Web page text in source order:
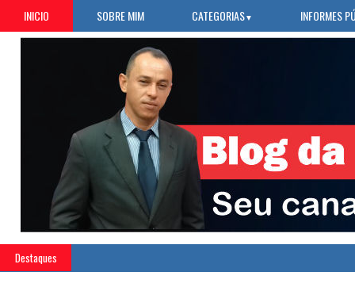
INICIO SOBRE MIM CATEGORIAS▼ INFORMES
Destaques